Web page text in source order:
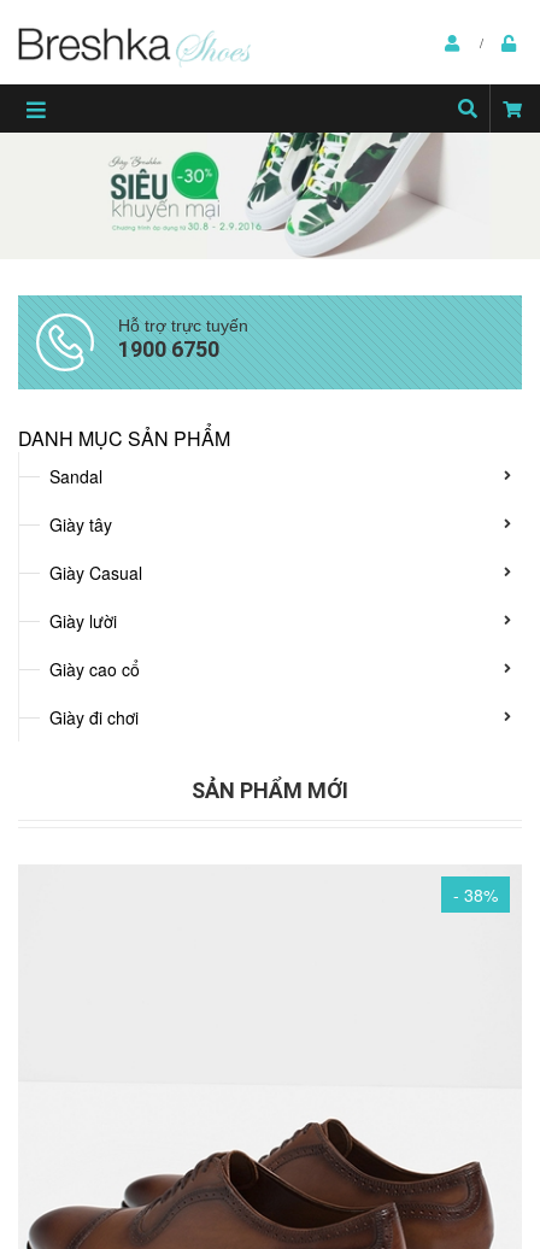
Hỗ trợ trực tuyến
1900 6750
DANH MỤC SẢN PHẨM
Sandal
Giày tây
Giày Casual
Giày lười
Giày cao cổ
Giày đi chơi
SẢN PHẨM MỚI
- 38%